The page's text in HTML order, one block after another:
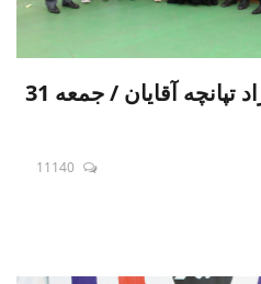
مرحله سوم مسابقات آزاد تپانچه آقایان / جمعه 31
11140